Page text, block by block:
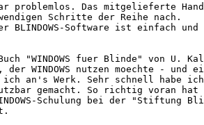
problemlos. Das mitgelieferte
Schritte der Reihe nach.
BLINDOWS-Software ist einfach und
"WINDOWS fuer Blinde" von U.
der WINDOWS nutzen moechte - und
ich an's Werk. Sehr schnell habe
gemacht. So richtig voran hat
Schulung bei der "Stiftung